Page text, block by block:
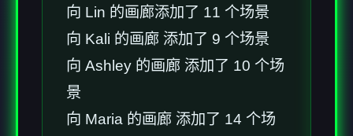
向 Lin 的画廊添加了 11 个场景
向 Kali 的画廊 添加了 9 个场景
向 Ashley 的画廊 添加了 10 个场
景
向 Maria 的画廊 添加了 14 个场